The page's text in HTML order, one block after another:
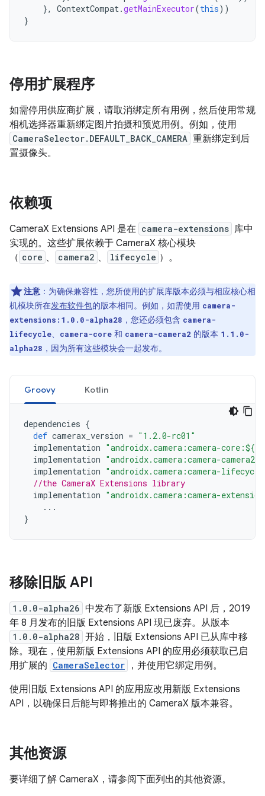
},
ContextCompat .getMainExecutor(this))
}
停用扩展程序
如需停用供应商扩展，请取消绑定所有用例，然后使用常规
相机选择器重新绑定图片拍摄和预览用例。例如，使用
CameraSelector.DEFAULT_BACK_CAMERA 重新绑定到后
置摄像头。
依赖项
CameraX Extensions API 是在 camera-extensions 库中
实现的。这些扩展依赖于 CameraX 核心模块
（ core 、 camera2 、 lifecycle ）。
注意 ：为确保兼容性，您所使用的扩展库版本必须与相应核心相
机模块所在发布软件包的版本相同。例如，如需使用 camera-
extensions:1.0.0-alpha28 ，您还必须包含 camera-
lifecycle
camera-core 和 camera-camera2 的版本 1.1.0-
alpha28 ，因为所有这些模块会一起发布。
Groovy Kotlin
dependencies {
def camerax_version = "1.2.0-rc01"
implementation "androidx.camera:camera-
implementation "androidx.camera:camera-
implementation "androidx.camera:camera-
//the CameraX Extensions library
implementation "androidx.camera:camera-
...
}
移除旧版 API
1.0.0-alpha26 中发布了新版 Extensions API 后，2019
年 8 月发布的旧版 Extensions API 现已废弃。从版本
1.0.0-alpha28 开始，旧版 Extensions API 已从库中移
除。现在，使用新版 Extensions API 的应用必须获取已启
用扩展的 CameraSelector
，并使用它绑定用例。
使用旧版 Extensions API 的应用应改用新版 Extensions
API，以确保日后能与即将推出的 CameraX 版本兼容。
其他资源
要详细了解 CameraX，请参阅下面列出的其他资源。